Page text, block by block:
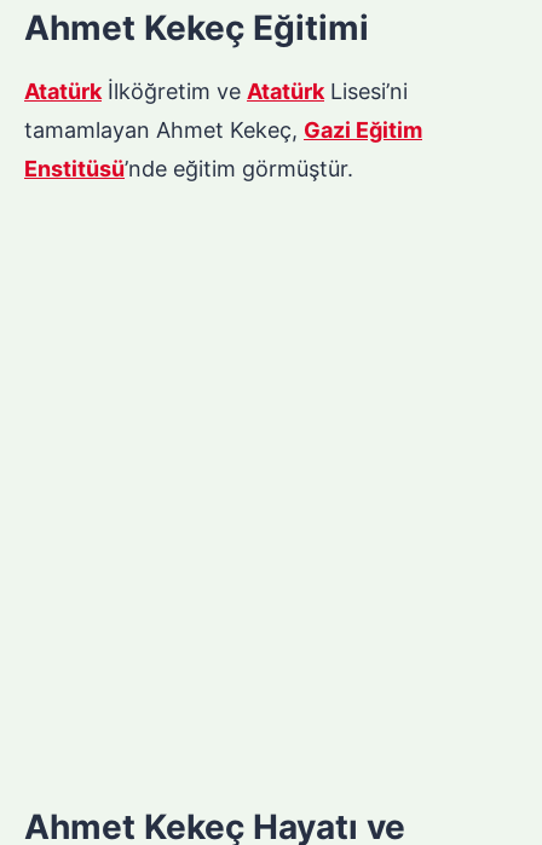
Ahmet Kekeç Eğitimi
Atatürkİlköğretim ve AtatürkLisesi’ni
tamamlayan Ahmet Kekeç, Gazi Eğitim
Enstitüsü’nde eğitim görmüştür.
Ahmet Kekeç Hayatı ve